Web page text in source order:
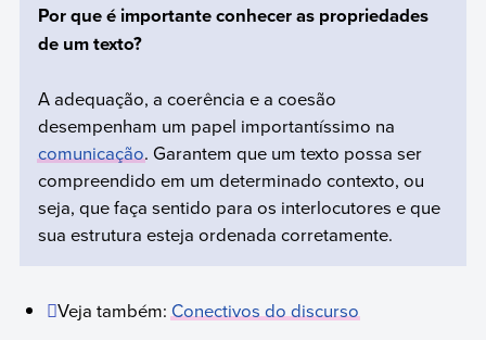
Por que é importante conhecer as propriedades
de um texto?
A adequação, a coerência e a coesão
desempenham um papel importantíssimo na
comunicação. Garantem que um texto possa ser
compreendido em um determinado contexto, ou
seja, que faça sentido para os interlocutores e que
sua estrutura esteja ordenada corretamente.
Veja também:Conectivos do discurso